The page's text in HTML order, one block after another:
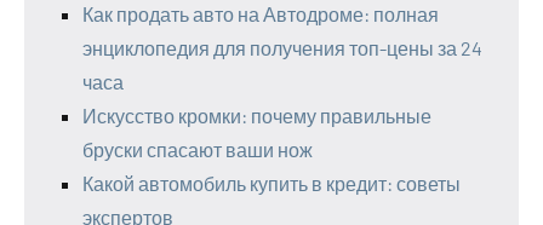
Как продать авто на Автодроме: полная
энциклопедия для получения топ-цены за 24
часа
Искусство кромки: почему правильные
бруски спасают ваши нож
Какой автомобиль купить в кредит: советы
экспертов